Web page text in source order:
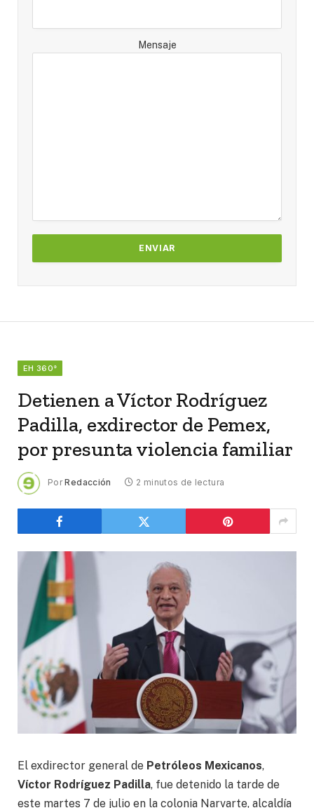
Mensaje
EH 360°
Detienen a Víctor Rodríguez
Padilla, exdirector de Pemex,
por presunta violencia familiar
Por Redacción 2 minutos de lectura
El exdirector general de Petróleos Mexicanos,
Víctor Rodríguez Padilla, fue detenido la tarde de
este martes 7 de julio en la colonia Narvarte, alcaldía